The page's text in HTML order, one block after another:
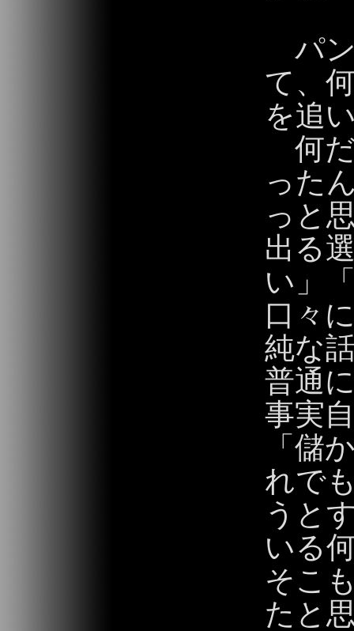
パン
て、
を追
何だ
った
っと
出る
い」
口々
純な
普通
事実
「儲
れで
うと
いる
そこ
たと